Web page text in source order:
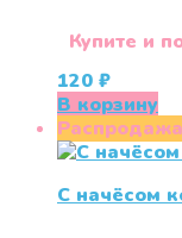
Купите и
120 ₽
В корзину
С начёсом